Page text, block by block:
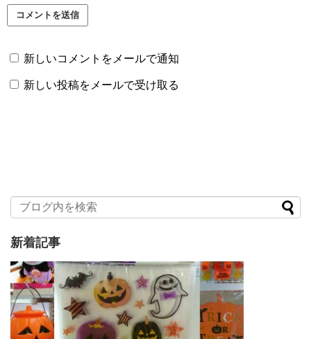
新しいコメントをメールで通知
新しい投稿をメールで受け取る
新着記事